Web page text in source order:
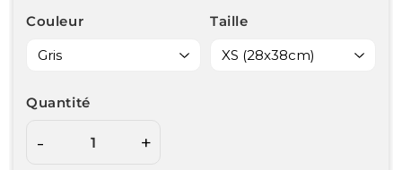
Couleur Taille
Quantité
- +